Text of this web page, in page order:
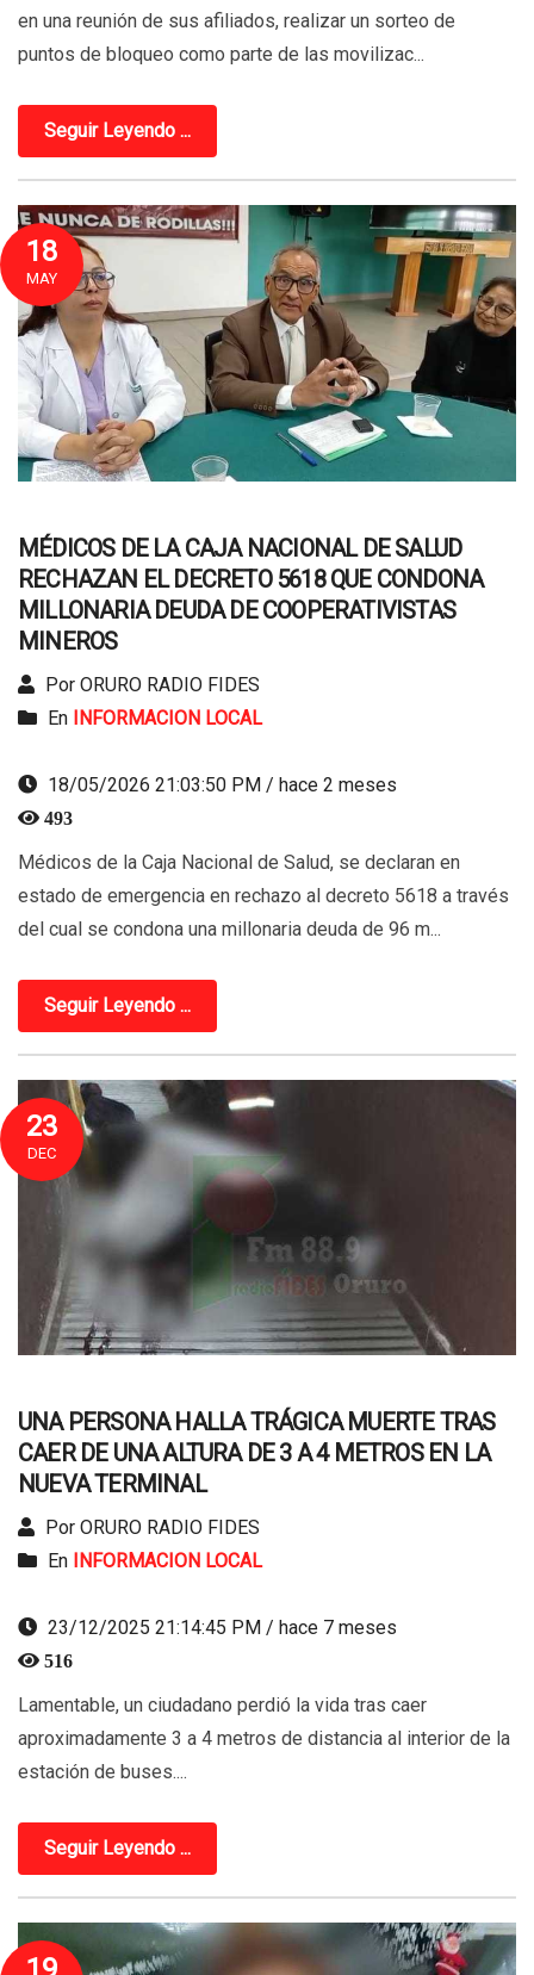
en una reunión de sus afiliados, realizar un sorteo de
puntos de bloqueo como parte de las movilizac...
Seguir Leyendo ...
18
MAY
MÉDICOS DE LA CAJA NACIONAL DE SALUD
RECHAZAN EL DECRETO 5618 QUE CONDONA
MILLONARIA DEUDA DE COOPERATIVISTAS
MINEROS
Por ORURO RADIO FIDES
En
INFORMACION LOCAL
18/05/2026 21:03:50 PM / hace 2 meses
493
Médicos de la Caja Nacional de Salud, se declaran en
estado de emergencia en rechazo al decreto 5618 a través
del cual se condona una millonaria deuda de 96 m...
Seguir Leyendo ...
23
DEC
UNA PERSONA HALLA TRÁGICA MUERTE TRAS
CAER DE UNA ALTURA DE 3 A 4 METROS EN LA
NUEVA TERMINAL
Por ORURO RADIO FIDES
En INFORMACION LOCAL
23/12/2025 21:14:45 PM / hace 7 meses
516
Lamentable, un ciudadano perdió la vida tras caer
aproximadamente 3 a 4 metros de distancia al interior de la
estación de buses....
Seguir Leyendo ...